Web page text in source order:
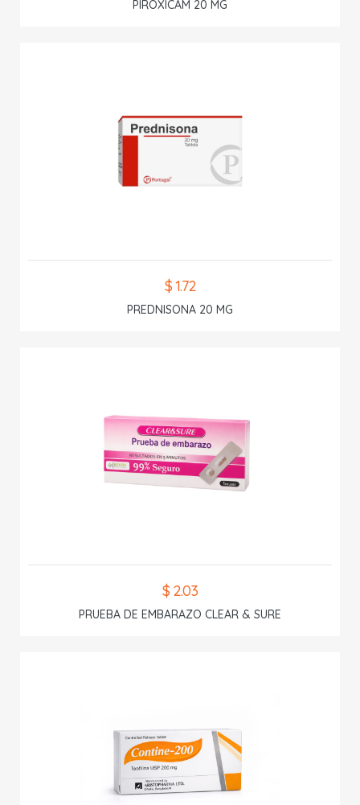
PIROXICAM 20 MG
$ 1.72
PREDNISONA 20 MG
$ 2.03
PRUEBA DE EMBARAZO CLEAR & SURE